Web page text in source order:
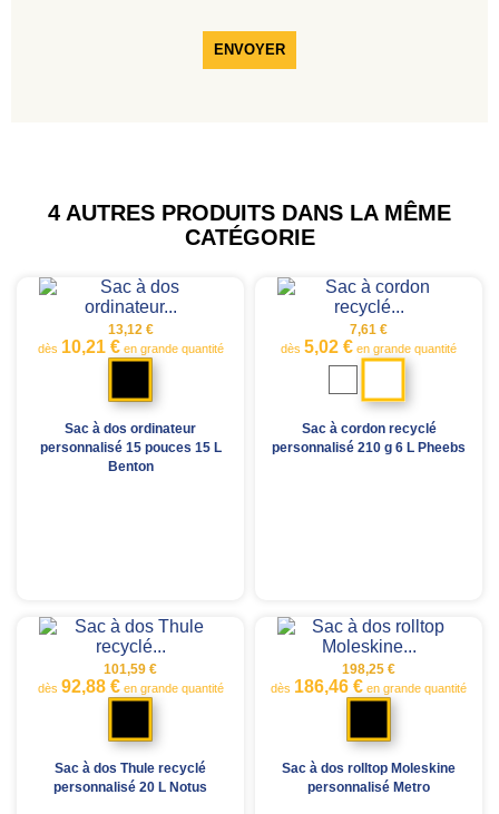
ENVOYER
4 AUTRES PRODUITS DANS LA MÊME
CATÉGORIE
13,12 €
dès 10,21 €en grande quantité
Noir
Sac à dos ordinateur
personnalisé 15 pouces 15 L
Benton
7,61 €
dès 5,02 € en grande quantité
Naturel
Sac à cordon recyclé
personnalisé 210 g 6 L Pheebs
101,59 €
dès 92,88 €en grande quantité
Noir
Sac à dos Thule recyclé
personnalisé 20 L Notus
198,25 €
dès 186,46 € en grande quantité
Noir
Sac à dos rolltop Moleskine
personnalisé Metro